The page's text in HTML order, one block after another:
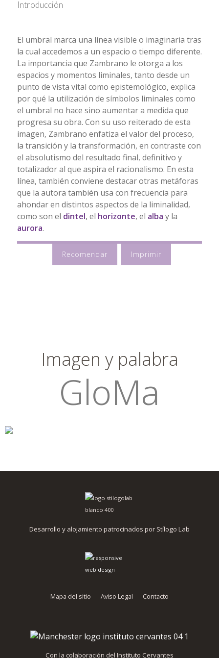
Introducción
El umbral marca una línea visible o imaginaria tras
la cual accedemos a un espacio o tiempo diferente.
La importancia que Zambrano le otorga a los
espacios y momentos liminales, tanto desde un
punto de vista vital como epistemológico, explica
por qué la utilización de símbolos liminales como
el umbral no hace sino aumentar a medida que
progresa su obra. Con su uso reiterado de esta
imagen, Zambrano enfatiza el valor del proceso,
la transición y la transformación, en contraste con
el absolutismo del resultado final, definitivo y
totalizador al que aspira el racionalismo. En esta
línea, también conviene destacar otras metáforas
que la autora también usa con frecuencia para
ahondar en distintos aspectos de la liminalidad,
como son el dintel, el horizonte, el alba y la
aurora.
Recomendar Imprimir
Imagen y palabra
GloMa
Desarrollo y alojamiento patrocinados por Stílogo Lab
Mapa del sitio Aviso Legal Contacto
Con la colaboración del Instituto Cervantes